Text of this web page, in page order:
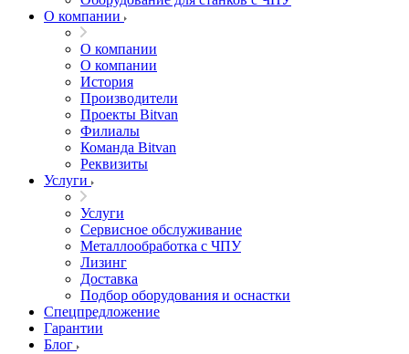
О компании
О компании
О компании
История
Производители
Проекты Bitvan
Филиалы
Команда Bitvan
Реквизиты
Услуги
Услуги
Сервисное обслуживание
Металлообработка с ЧПУ
Лизинг
Доставка
Подбор оборудования и оснастки
Спецпредложение
Гарантии
Блог